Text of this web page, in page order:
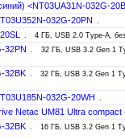
<NT03UA31N-032G-
032G-20PN
4 ГБ, USB 2.0 Type-A,
32PN
32 ГБ, USB 3.2 Gen 1
32BK
32 ГБ, USB 3.2 Gen 1
032G-20WH
Netac UM81 Ultra
32BK
16 ГБ, USB 3.2 Gen 1